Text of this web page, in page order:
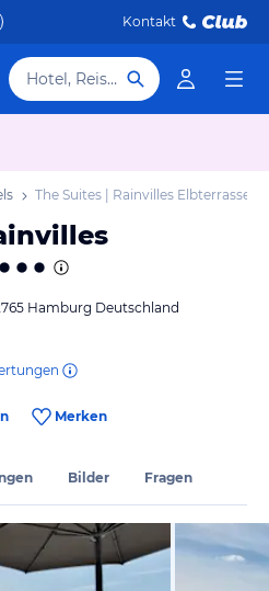
Kontakt
Hotel, Reiseziel
The Suites | Rainvilles Elbterrassen
Hamburg Deutschland
Merken
Bilder Fragen